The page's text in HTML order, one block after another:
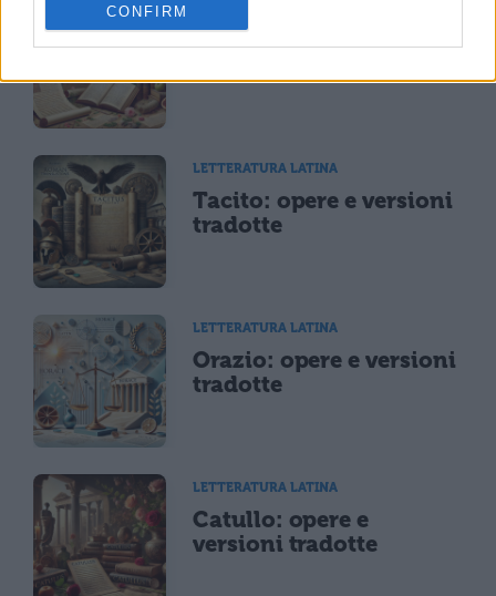
CONFIRM
Tibullo: opere e
LETTERATURA LATINA
Tacito: opere e versioni
tradotte
LETTERATURA LATINA
Orazio: opere e versioni
tradotte
LETTERATURA LATINA
Catullo: opere e
versioni tradotte